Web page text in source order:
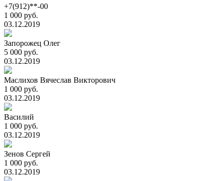
+7(912)**-00
1 000 руб.
03.12.2019
Запорожец Олег
5 000 руб.
03.12.2019
Маслихов Вячеслав Викторович
1 000 руб.
03.12.2019
Василий
1 000 руб.
03.12.2019
Зенов Сергей
1 000 руб.
03.12.2019